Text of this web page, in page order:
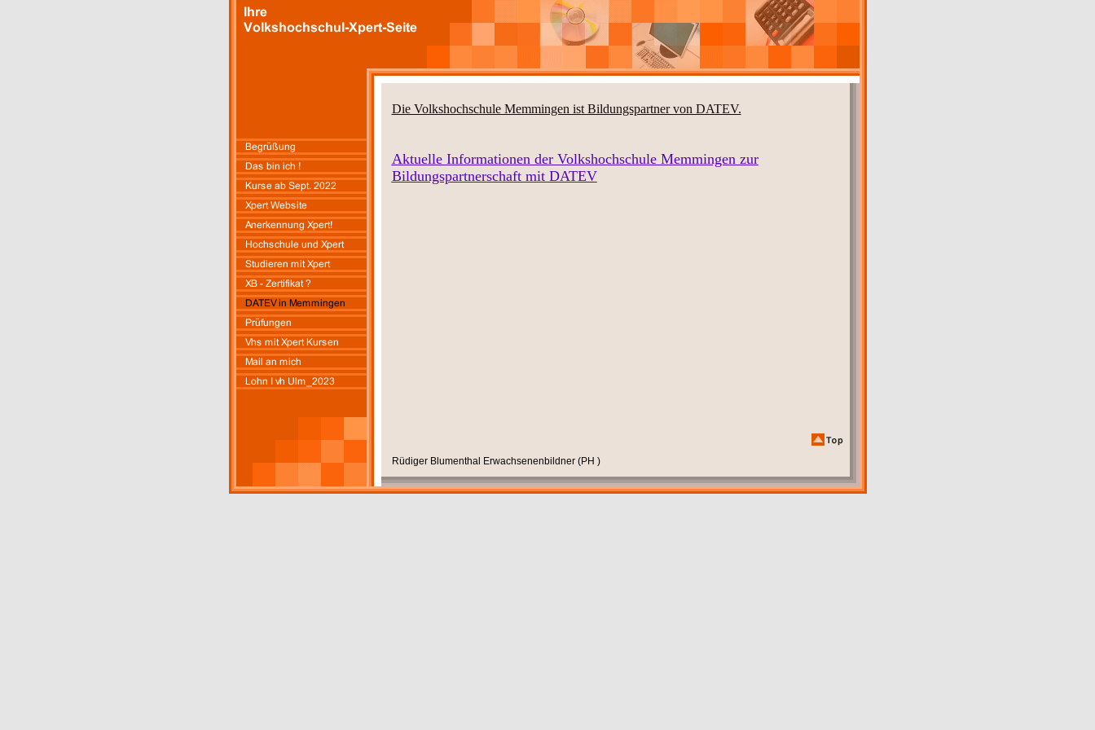
Die Volkshochschule Memmingen ist Bildungspartner von DATEV.
Aktuelle Informationen der Volkshochschule Memmingen zur
Bildungspartnerschaft mit DATEV
Rüdiger Blumenthal Erwachsenenbildner (PH )